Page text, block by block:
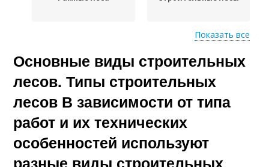
Леса из металла Чашечные лесы
Хомутовые лесы Хомутовые леса
Показать все
Основные виды строительных
лесов. Типы строительных
лесов В зависимости от типа
работ и их технических
особенностей используют